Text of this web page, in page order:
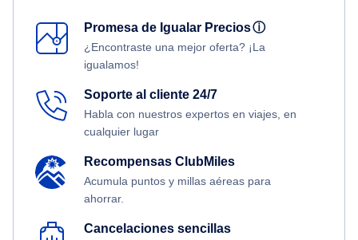
Promesa de Igualar Preciosⓘ
¿Encontraste una mejor oferta? ¡La
igualamos!
Soporte al cliente 24/7
Habla con nuestros expertos en viajes, en
cualquier lugar
Recompensas ClubMiles
Acumula puntos y millas aéreas para
ahorrar.
Cancelaciones sencillas